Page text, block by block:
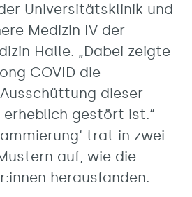
Universitätsklinik und
Medizin IV der
Halle. „Dabei zeigte
COVID die
dieser
gestört ist.“
trat in zwei
auf, wie die
herausfanden.